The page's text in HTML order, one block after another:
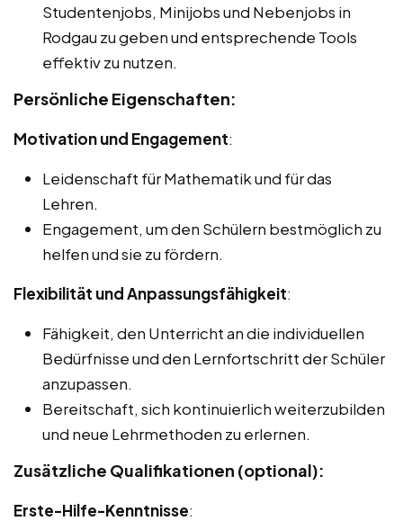
Studentenjobs, Minijobs und Nebenjobs in
Rodgau zu geben und entsprechende Tools
effektiv zu nutzen.
Persönliche Eigenschaften:
Motivation und Engagement:
Leidenschaft für Mathematik und für das
Lehren.
Engagement, um den Schülern bestmöglich zu
helfen und sie zu fördern.
Flexibilität und Anpassungsfähigkeit:
Fähigkeit, den Unterricht an die individuellen
Bedürfnisse und den Lernfortschritt der Schüler
anzupassen.
Bereitschaft, sich kontinuierlich weiterzubilden
und neue Lehrmethoden zu erlernen.
Zusätzliche Qualifikationen (optional):
Erste-Hilfe-Kenntnisse: